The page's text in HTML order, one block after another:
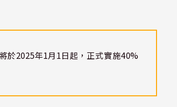
於2025年1月1日起，正式實施40%